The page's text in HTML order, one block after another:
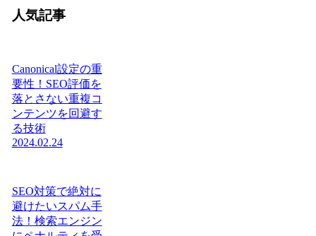
人気記事
Canonical設定の重
要性！SEO評価を
落とさない重複コ
ンテンツを回避す
る技術
2024.02.24
SEO対策で絶対に
避けたいスパム手
法！検索エンジン